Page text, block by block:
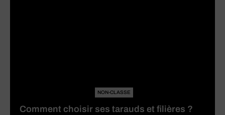
NON-CLASSE
Comment choisir ses tarauds et filières ?